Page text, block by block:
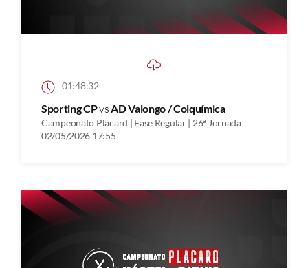
01:48:32
Sporting CPvsAD Valongo / Colquímica
Campeonato Placard | Fase Regular | 26ª Jornada
02/05/2026 17:55